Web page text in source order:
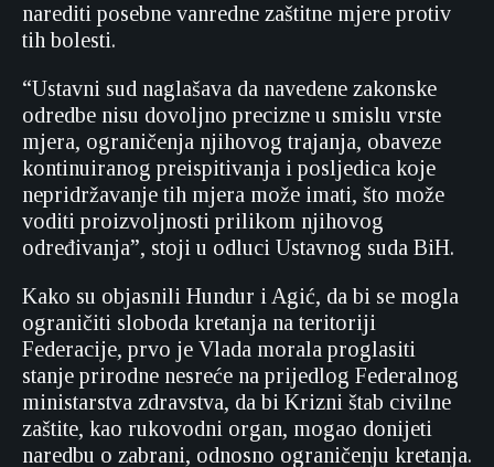
narediti posebne vanredne zaštitne mjere protiv
tih bolesti.
“Ustavni sud naglašava da navedene zakonske
odredbe nisu dovoljno precizne u smislu vrste
mjera, ograničenja njihovog trajanja, obaveze
kontinuiranog preispitivanja i posljedica koje
nepridržavanje tih mjera može imati, što može
voditi proizvoljnosti prilikom njihovog
određivanja”, stoji u odluci Ustavnog suda BiH.
Kako su objasnili Hundur i Agić, da bi se mogla
ograničiti sloboda kretanja na teritoriji
Federacije, prvo je Vlada morala proglasiti
stanje prirodne nesreće na prijedlog Federalnog
ministarstva zdravstva, da bi Krizni štab civilne
zaštite, kao rukovodni organ, mogao donijeti
naredbu o zabrani, odnosno ograničenju kretanja.